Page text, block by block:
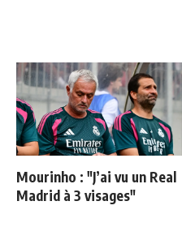
Mourinho : "J’ai vu un Real
Madrid à 3 visages"